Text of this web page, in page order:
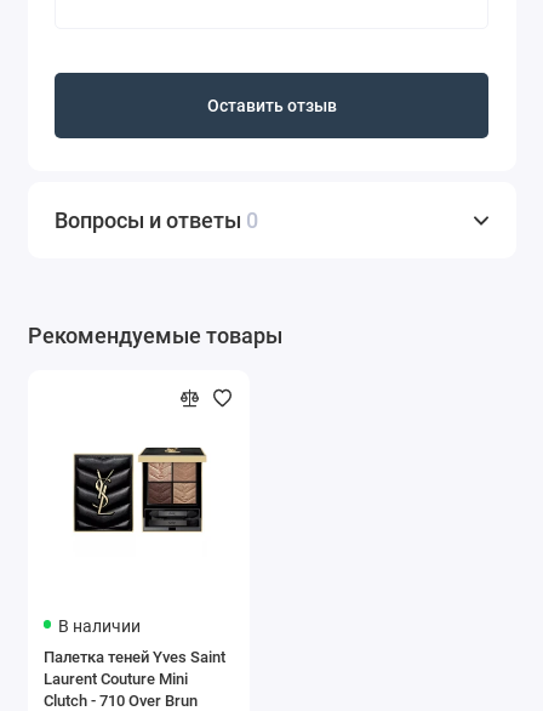
Оставить отзыв
Вопросы и ответы 0
Рекомендуемые товары
В наличии
Палетка теней Yves Saint
Laurent Couture Mini
Clutch - 710 Over Brun